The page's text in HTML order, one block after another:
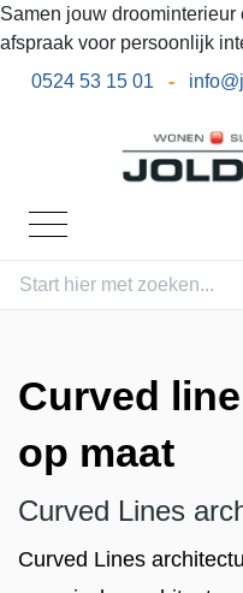
Samen jouw droominterieur
afspraak voor persoonlijk
0524 53 15 01
-
Curved
op maat
Curved Lines
Curved Lines